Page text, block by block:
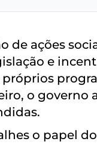
de ações
e
o governo
o papel